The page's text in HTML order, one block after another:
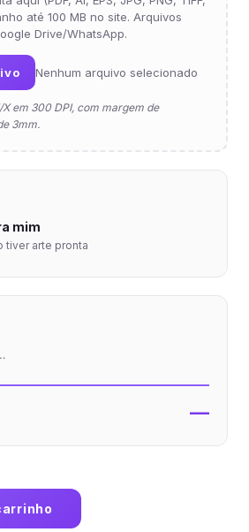
até 100 MB no site. Arquivos
Drive/WhatsApp.
Nenhum arquivo selecionado
em 300 DPI, com margem de
3mm.
mim
tiver arte pronta
—